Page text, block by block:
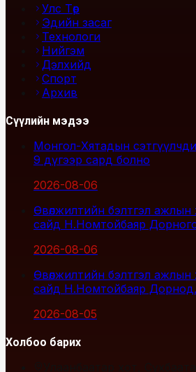
Улс Төр
Эдийн засаг
Технологи
Нийгэм
Дэлхийд
Спорт
Архив
Сүүлийн мэдээ
Монгол-Хятадын
9 дүгээр сард болно
2026-08-06
Өвөлжилтийн бэлтгэл
сайд Н.Номтойбаяр
2026-08-06
Өвөлжилтийн бэлтгэл
сайд Н.Номтойбаяр
2026-08-05
Холбоо барих